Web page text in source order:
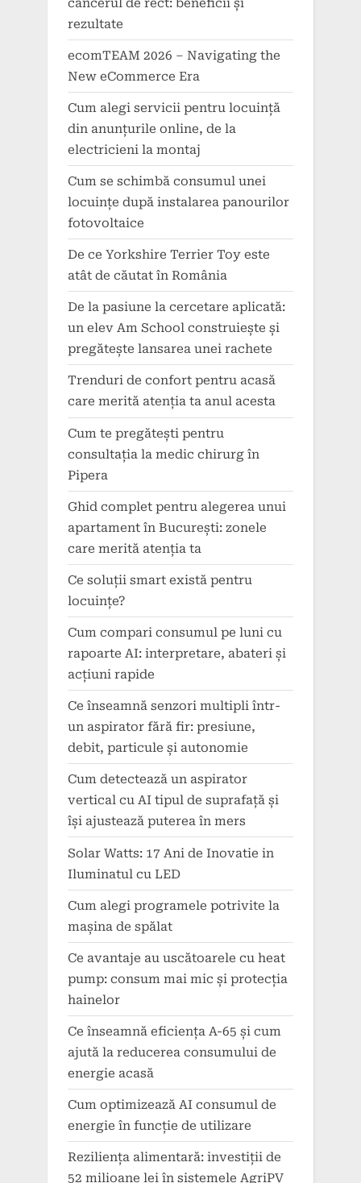
rezultate
ecomTEAM 2026 – Navigating the
New eCommerce Era
Cum alegi servicii pentru locuință
din anunțurile online, de la
electricieni la montaj
Cum se schimbă consumul unei
locuințe după instalarea panourilor
fotovoltaice
De ce Yorkshire Terrier Toy este
atât de căutat în România
De la pasiune la cercetare aplicată:
un elev Am School construiește și
pregătește lansarea unei rachete
Trenduri de confort pentru acasă
care merită atenția ta anul acesta
Cum te pregătești pentru
consultația la medic chirurg în
Pipera
Ghid complet pentru alegerea unui
apartament în București: zonele
care merită atenția ta
Ce soluții smart există pentru
locuințe?
Cum compari consumul pe luni cu
rapoarte AI: interpretare, abateri și
acțiuni rapide
Ce înseamnă senzori multipli într-
un aspirator fără fir: presiune,
debit, particule și autonomie
Cum detectează un aspirator
vertical cu AI tipul de suprafață și
își ajustează puterea în mers
Solar Watts: 17 Ani de Inovatie in
Iluminatul cu LED
Cum alegi programele potrivite la
mașina de spălat
Ce avantaje au uscătoarele cu heat
pump: consum mai mic și protecția
hainelor
Ce înseamnă eficiența A-65 și cum
ajută la reducerea consumului de
energie acasă
Cum optimizează AI consumul de
energie în funcție de utilizare
Reziliența alimentară: investiții de
52 milioane lei în sistemele AgriPV